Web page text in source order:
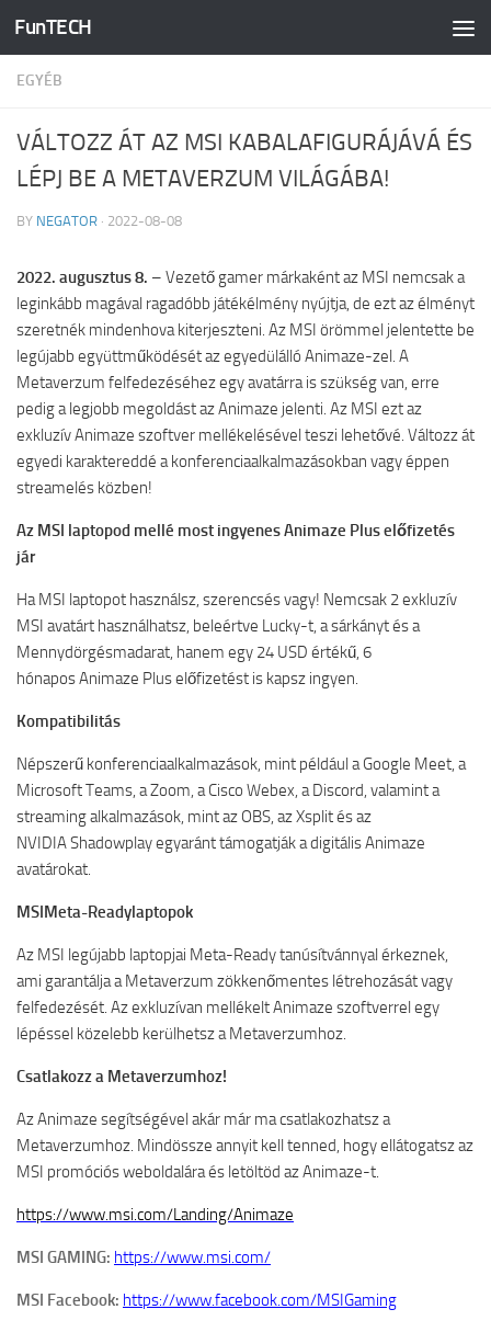
Skip to content
FunTECH
EGYÉB
VÁLTOZZ ÁT AZ MSI KABALAFIGURÁJÁVÁ ÉS
LÉPJ BE A METAVERZUM VILÁGÁBA!
BY NEGATOR · 2022-08-08
2022. augusztus 8. – Vezető gamer márkaként az MSI nemcsak a
leginkább magával ragadóbb játékélmény nyújtja, de ezt az élményt
szeretnék mindenhova kiterjeszteni. Az MSI örömmel jelentette be
legújabb együttműködését az egyedülálló Animaze-zel. A
Metaverzum felfedezéséhez egy avatárra is szükség van, erre
pedig a legjobb megoldást az Animaze jelenti. Az MSI ezt az
exkluzív Animaze szoftver mellékelésével teszi lehetővé. Változz át
egyedi karaktereddé a konferenciaalkalmazásokban vagy éppen
streamelés közben!
Az MSI laptopod mellé most ingyenes Animaze Plus előfizetés
jár
Ha MSI laptopot használsz, szerencsés vagy! Nemcsak 2 exkluzív
MSI avatárt használhatsz, beleértve Lucky-t, a sárkányt és a
Mennydörgésmadarat, hanem egy 24 USD értékű, 6
hónaposAnimaze Plus előfizetést is kapsz ingyen.
Kompatibilitás
Népszerű konferenciaalkalmazások, mint például a Google Meet, a
Microsoft Teams, a Zoom, a Cisco Webex, a Discord, valamint a
streaming alkalmazások, mint az OBS, az Xsplités az
NVIDIAShadowplay egyaránt támogatják a digitális Animaze
avatárokat.
MSIMeta-Readylaptopok
Az MSI legújabb laptopjai Meta-Ready tanúsítvánnyal érkeznek,
ami garantálja a Metaverzum zökkenőmentes létrehozását vagy
felfedezését. Azexkluzívan mellékelt Animaze szoftverrel egy
lépéssel közelebb kerülhetsz a Metaverzumhoz.
Csatlakozz a Metaverzumhoz!
Az Animaze segítségével akár már ma csatlakozhatsz a
Metaverzumhoz. Mindössze annyit kell tenned, hogy ellátogatsz az
MSI promóciós weboldalára és letöltöd az Animaze-t.
https://www.msi.com/Landing/Animaze
MSI GAMING: https://www.msi.com/
MSI Facebook: https://www.facebook.com/MSIGaming